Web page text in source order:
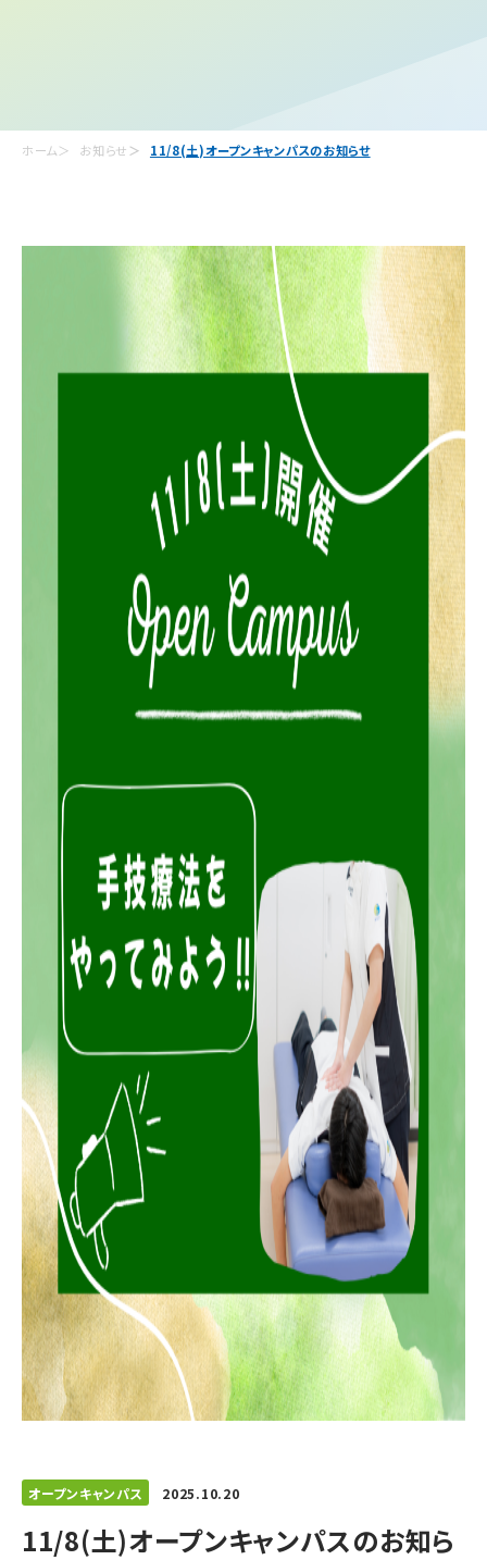
ホーム お知らせ 11/8(土)オープンキャンパスのお知らせ
オープンキャンパス 2025.10.20
11/8(土)オープンキャンパスのお知ら